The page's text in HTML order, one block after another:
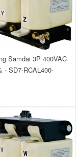
Samdai 3P 400VAC
- SD7-RCAL400-